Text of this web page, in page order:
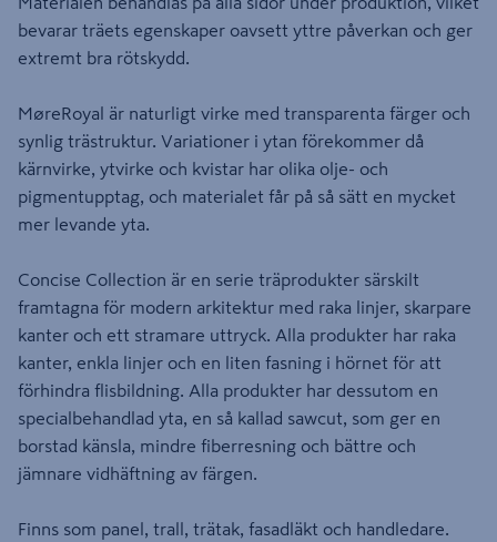
bevarar träets egenskaper oavsett yttre påverkan och ger
extremt bra rötskydd.
MøreRoyal är naturligt virke med transparenta färger och
synlig trästruktur. Variationer i ytan förekommer då
kärnvirke, ytvirke och kvistar har olika olje- och
pigmentupptag, och materialet får på så sätt en mycket
mer levande yta.
Concise Collection är en serie träprodukter särskilt
framtagna för modern arkitektur med raka linjer, skarpare
kanter och ett stramare uttryck. Alla produkter har raka
kanter, enkla linjer och en liten fasning i hörnet för att
förhindra flisbildning. Alla produkter har dessutom en
specialbehandlad yta, en så kallad sawcut, som ger en
borstad känsla, mindre fiberresning och bättre och
jämnare vidhäftning av färgen.
Finns som panel, trall, trätak, fasadläkt och handledare.